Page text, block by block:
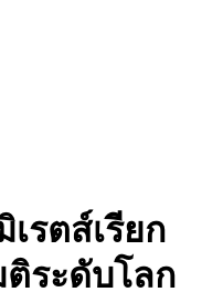
รตส์เรียก
ระดับโลก